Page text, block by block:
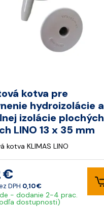
kotva pre
hydroizolácie a
izolácie plochých
LINO 13 x 35 mm
kotva KLIMAS LINO
€
DPH 0,10 €
- dodanie 2-4 prac.
dostupnosti)